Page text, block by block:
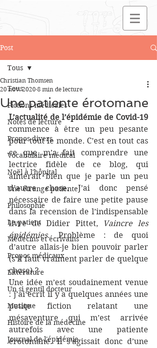
Post
Tous
Fictions médicales
Notes de lecture
Propos divers
Vocabulaire médical
Noël à l'hôpital
Une étrange patiente
Philosophie
Le patient
Médecins et écrivains
Propos médicaux
Littérature
Un si gentil docteur
Musique
Histoire de la médecine
Journal de l'épidémie
Tous
Une patiente érotomane
Christian Thomsen
20 nov. 2020 8 min de lecture
L’actualité de l’épidémie de Covid-19
commence à être un peu pesante
pour tout le monde. C’est en tout cas
ce que m’a fait comprendre une
lectrice fidèle de ce blog, qui
aimerait bien que je parle un peu
d’autre chose. J’ai donc pensé
nécessaire de faire une petite pause
dans la recension de l’indispensable
livre de Didier Pittet,
Vaincre les
épidémies. Problème : de quoi
d’autre allais-je bien pouvoir parler
(s’il faut vraiment parler de quelque
chose) ?
Une idée m’est soudainement venue
: j’ai écrit il y a quelques années une
petite fiction relatant une
mésaventure qui m’est arrivée
autrefois avec une patiente
érotomane. Il s’agissait donc d’une